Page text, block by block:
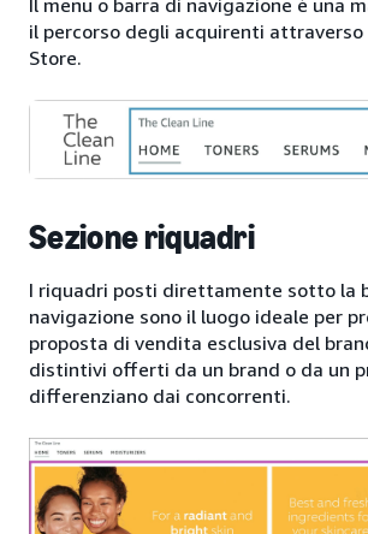
Il menu o barra di navigazione è una
il percorso degli acquirenti
Store.
Sezione riquadri
I riquadri posti direttamente sotto la
navigazione sono il luogo ideale per
proposta di vendita esclusiva del
distintivi offerti da un brand o da un
differenziano dai concorrenti.